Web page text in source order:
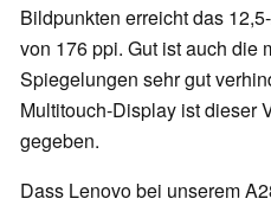
Bildpunkten erreicht das
von 176 ppi. Gut ist auch die
Spiegelungen sehr gut
Multitouch-Display ist dieser
gegeben.
Dass Lenovo bei unserem